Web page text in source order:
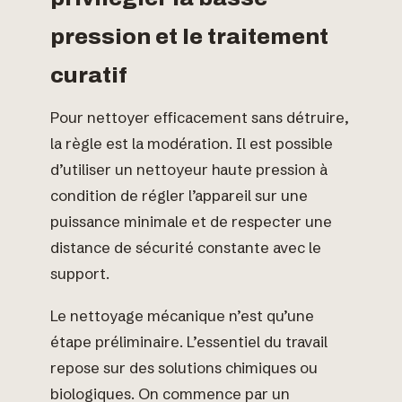
pression et le traitement
curatif
Pour nettoyer efficacement sans détruire,
la règle est la modération. Il est possible
d’utiliser un nettoyeur haute pression à
condition de régler l’appareil sur une
puissance minimale et de respecter une
distance de sécurité constante avec le
support.
Le nettoyage mécanique n’est qu’une
étape préliminaire. L’essentiel du travail
repose sur des solutions chimiques ou
biologiques. On commence par un